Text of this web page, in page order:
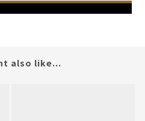
also like...